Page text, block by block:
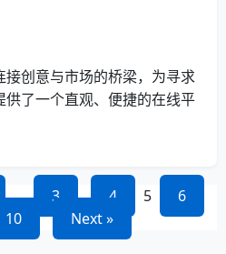
创意与市场的桥梁，为寻求
了一个直观、便捷的在线平
… 3 4 5
6
10 Next »